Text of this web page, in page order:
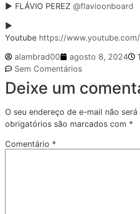
► FLÁVIO PEREZ @flavioonboard
►
Youtube https://
alambrad00
agosto 8, 2024
Sem Comentários
Deixe um
O seu endereço de e-mail não
obrigatórios são marcados com *
Comentário *